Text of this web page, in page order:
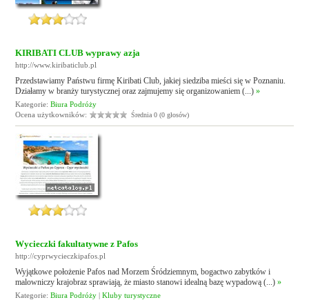
KIRIBATI CLUB wyprawy azja
http://www.kiribaticlub.pl
Przedstawiamy Państwu firmę Kiribati Club, jakiej siedziba mieści się w Poznaniu.
Działamy w branży turystycznej oraz zajmujemy się organizowaniem (...)»
Kategorie:Biura Podróży
Ocena użytkowników:
Średnia 0 (0 głosów)
Wycieczki fakultatywne z Pafos
http://cyprwycieczkipafos.pl
Wyjątkowe położenie Pafos nad Morzem Śródziemnym, bogactwo zabytków i
malowniczy krajobraz sprawiają, że miasto stanowi idealną bazę wypadową (...)»
Kategorie:Biura Podróży |Kluby turystyczne